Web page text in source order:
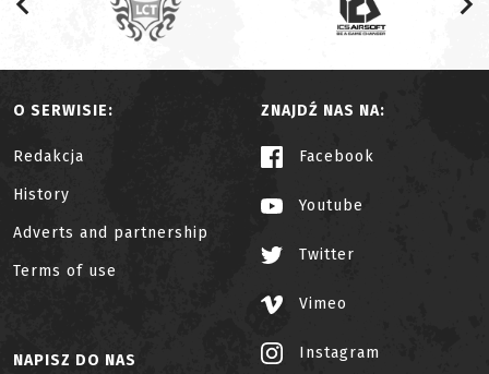
O SERWISIE:
Redakcja
History
Adverts and partnership
Terms of use
ZNAJDŹ NAS NA:
Facebook
Youtube
Twitter
Vimeo
Instagram
NAPISZ DO NAS